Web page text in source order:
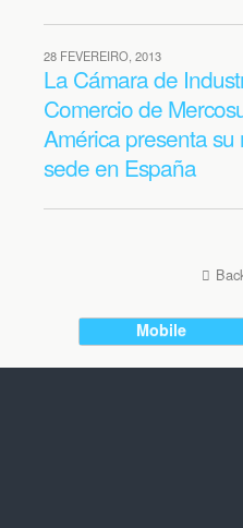
28 FEVEREIRO, 2013
La Cámara de
Comercio de
América presenta su
sede en España
Mobile